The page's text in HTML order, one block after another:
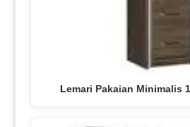
Lemari Pakaian Minimalis